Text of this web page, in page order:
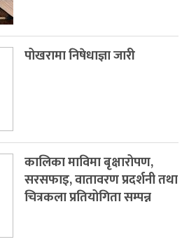
पोखरामा निषेधाज्ञा जारी
कालिका माविमा बृक्षारोपण,
सरसफाइ, वातावरण प्रदर्शनी तथा
चित्रकला प्रतियोगिता सम्पन्न